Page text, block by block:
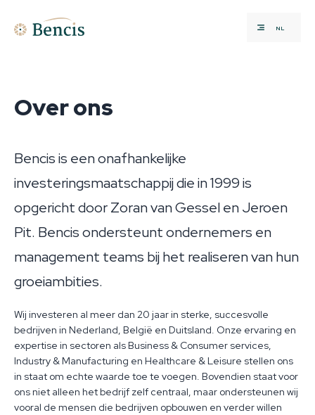
NL
Over ons
Bencis is een onafhankelijke
investeringsmaatschappij die in 1999 is
opgericht door Zoran van Gessel en Jeroen
Pit. Bencis ondersteunt ondernemers en
management teams bij het realiseren van hun
groeiambities.
Wij investeren al meer dan 20 jaar in sterke, succesvolle
bedrijven in Nederland, België en Duitsland. Onze ervaring en
expertise in sectoren als Business & Consumer services,
Industry & Manufacturing en Healthcare & Leisure stellen ons
in staat om echte waarde toe te voegen. Bovendien staat voor
ons niet alleen het bedrijf zelf centraal, maar ondersteunen wij
vooral de mensen die bedrijven opbouwen en verder willen